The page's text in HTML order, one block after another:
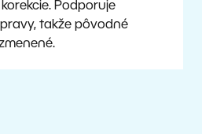
Podporuje
takže pôvodné